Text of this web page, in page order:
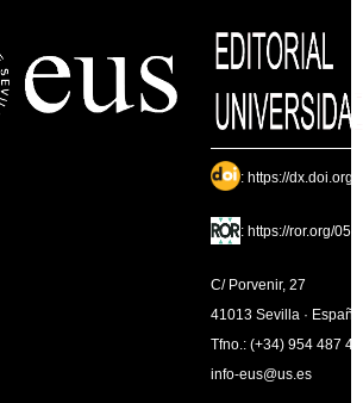
: https://dx.doi.org/
: https://ror.org/
C/ Porvenir, 27
41013 Sevilla · España
Tfno.: (+34) 954 487
info-eus@us.es